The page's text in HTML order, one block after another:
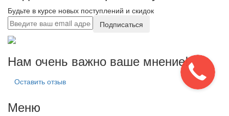
Будьте в курсе новых поступлений и скидок
Подписаться
Нам очень важно ваше мнение!
Оставить отзыв
Меню